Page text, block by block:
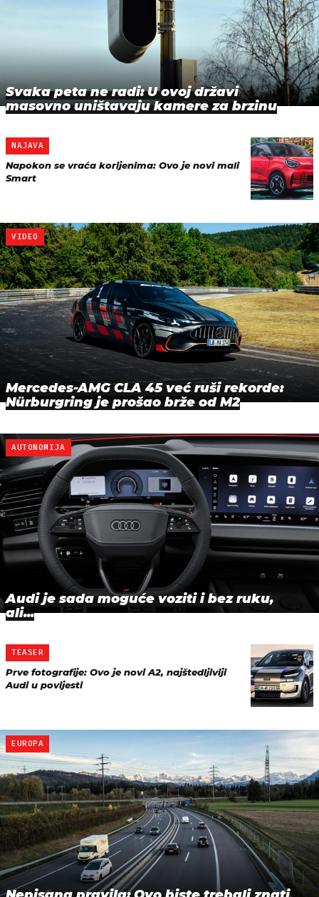
Svaka peta ne radi: U ovoj državi
masovno uništavaju kamere za brzinu
NAJAVA
Napokon se vraća korijenima: Ovo je novi mali
Smart
VIDEO
Mercedes-AMG CLA 45 već ruši rekorde:
Nürburgring je prošao brže od M2
AUTONOMIJA
Audi je sada moguće voziti i bez ruku,
ali...
TEASER
Prve fotografije: Ovo je novi A2, najštedljiviji
Audi u povijesti
EUROPA